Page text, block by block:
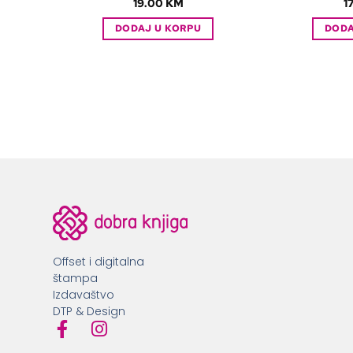
DODAJ U KORPU
Offset i digitalna
štampa
Izdavaštvo
DTP & Design